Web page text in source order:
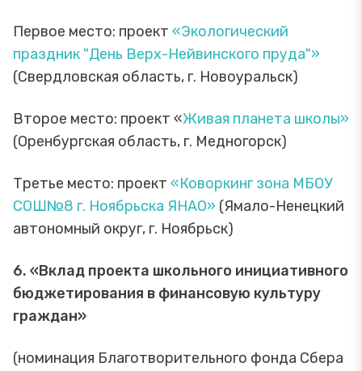
Первое место: проект «Экологический
праздник "День Верх-Нейвинского пруда"»
(Свердловская область, г. Новоуральск)
Второе место: проект «Живая планета школы»
(Оренбургская область, г. Медногорск)
Третье место: проект «Коворкинг зона МБОУ
СОШ№8 г. Ноябрьска ЯНАО» (Ямало-Ненецкий
автономный округ, г. Ноябрьск)
6. «Вклад проекта школьного инициативного
бюджетирования в финансовую культуру
граждан»
(номинация Благотворительного фонда Сбера